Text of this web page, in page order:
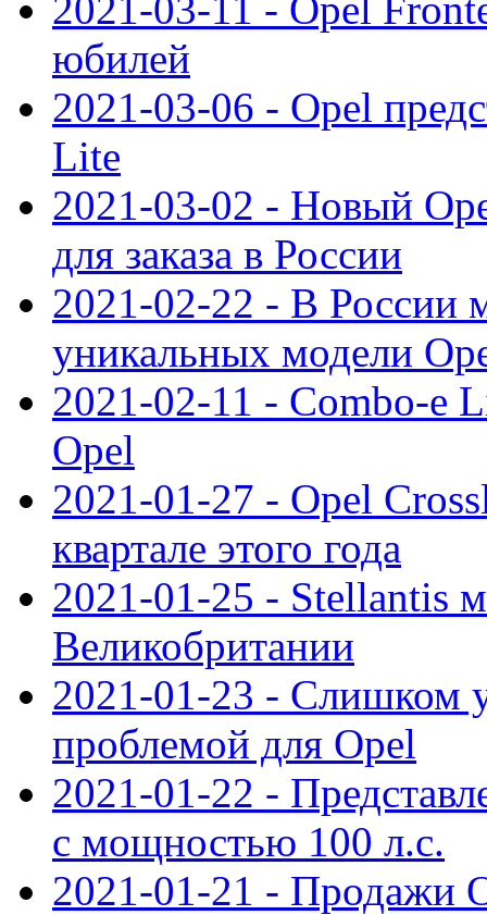
юбилей
2021-03-06 - Opel
Lite
2021-03-02 - Новый
для заказа в России
2021-02-22 - В России
уникальных модели
2021-02-11 - Combo-e
Opel
2021-01-27 - Opel
квартале этого года
2021-01-25 - Stellantis
Великобритании
2021-01-23 - Слишком
проблемой для Opel
2021-01-22 -
с мощностью 100 л.с.
2021-01-21 - Продажи